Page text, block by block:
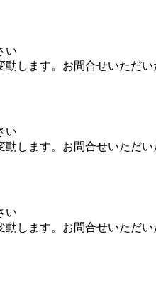
い
します。お問合せいただい
い
します。お問合せいただい
い
します。お問合せいただい